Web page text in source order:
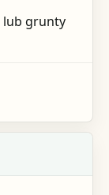
lub grunty